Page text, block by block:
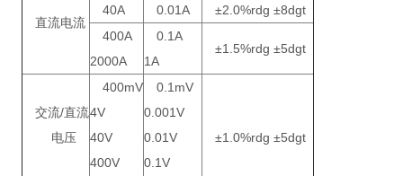
直流电流
40A 0.01A
±2.0%rdg ±8dgt
400A
2000A
0.1A
1A
±1.5%rdg ±5dgt
交流/直流
电压
400mV
4V
40V
400V
0.1mV
0.001V
0.01V
0.1V
±1.0%rdg ±5dgt